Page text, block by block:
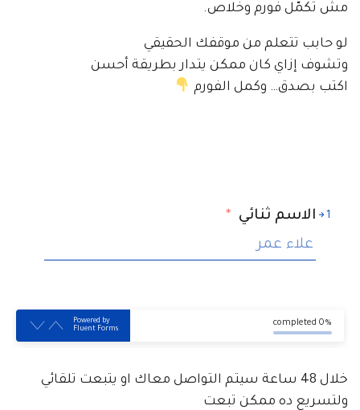
مش تكمّل فورم وخلاص.
لو حابب تتعلم من موقفك الحقيقي
وتشوف إزاي كان ممكن يتدار بطريقة أحسن
اكتب بصدق… وكمل الفورم
1 الاسم ثنائي *
0% completed
Powered by
Fluent Forms
خلال 48 ساعة سيتم التواصل معاك او يتبعت تلقائي
ولتسريع ده ممكن تبعت